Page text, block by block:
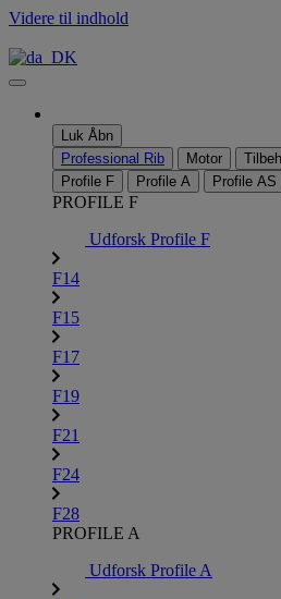
Videre til indhold
Luk Åbn
Professional Rib
Motor
Profile F
Profile A Profile AS
PROFILE F
Udforsk Profile F
F14
F15
F17
F19
F21
F24
F28
PROFILE A
Udforsk Profile A